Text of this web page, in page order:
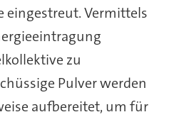
eingestreut. Vermittels
zu
Pulver werden
aufbereitet, um für